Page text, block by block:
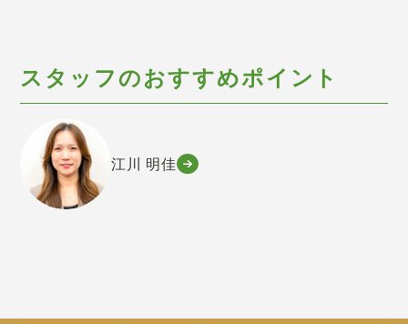
スタッフのおすすめポイント
江川 明佳